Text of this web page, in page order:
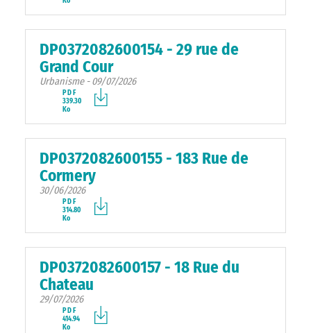
DP0372082600154 - 29 rue de
Grand Cour
Urbanisme - 09/07/2026
PDF
339.30
Ko
DP0372082600155 - 183 Rue de
Cormery
30/06/2026
PDF
314.80
Ko
DP0372082600157 - 18 Rue du
Chateau
29/07/2026
PDF
414.94
Ko